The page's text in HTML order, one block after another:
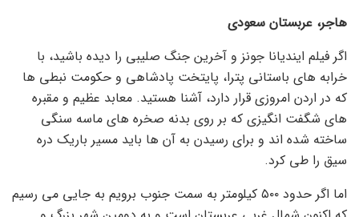
هاجر، عربستان سعودی
اگر فیلم ایندیانا جونز و آخرین جنگ صلیبی را دیده باشید، با
خرابه های باستانی پترا، پایتخت پادشاهی و حکومت نبطی ها
که در اردن امروزی قرار دارد، آشنا هستید. معابد عظیم و مقبره
های شگفت انگیزی که بر روی بدنه صخره های ماسه سنگی
ساخته شده اند و برای رسیدن به آن ها باید مسیر باریک دره
سیق را طی کرد.
اما اگر حدود ۵۰۰ کیلومتر به سمت جنوب برویم به جایی می رسیم